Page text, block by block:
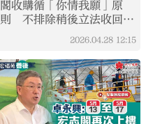
閣收購循「你情我願」原
則 不排除稍後立法收回餘
2026.04.28 12:15